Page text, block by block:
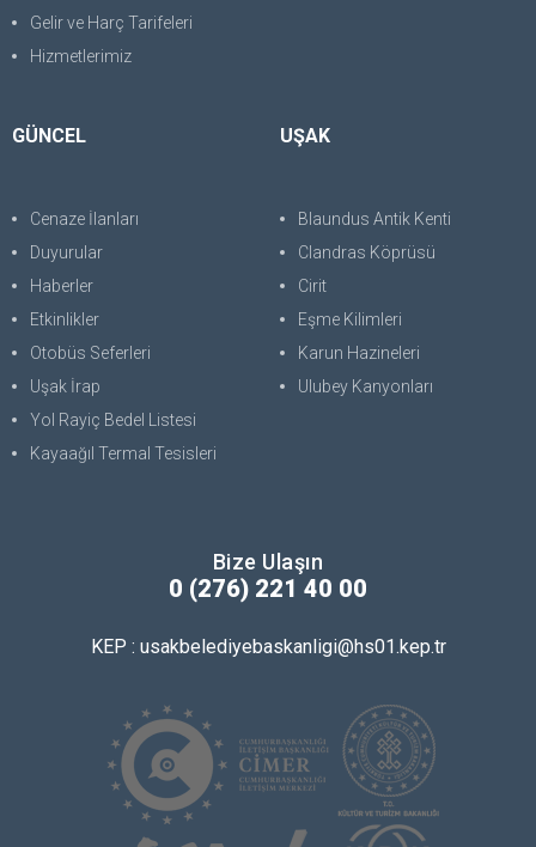
Gelir ve Harç Tarifeleri
Hizmetlerimiz
GÜNCEL
Cenaze İlanları
Duyurular
Haberler
Etkinlikler
Otobüs Seferleri
Uşak İrap
Yol Rayiç Bedel Listesi
Kayaağıl Termal Tesisleri
UŞAK
Blaundus Antik Kenti
Clandras Köprüsü
Cirit
Eşme Kilimleri
Karun Hazineleri
Ulubey Kanyonları
Bize Ulaşın
0 (276) 221 40 00
KEP : usakbelediyebaskanligi@hs01.kep.tr